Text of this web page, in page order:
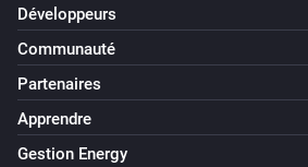
Développeurs
Communauté
Partenaires
Apprendre
Gestion Energy